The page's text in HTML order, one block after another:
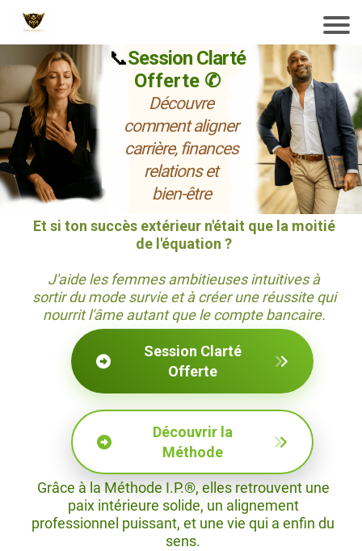
📞Session Clarté
Offerte ✆
Découvre
comment aligner
carrière, finances
relations et
bien-être
Et si ton succès extérieur n'était que la moitié
de l'équation ?
J'aide les femmes ambitieuses intuitives à
sortir du mode survie et à créer une réussite qui
nourrit l'âme autant que le compte bancaire.
Session Clarté
Offerte
Découvrir la
Méthode
Grâce à la Méthode I.P.®, elles retrouvent une
paix intérieure solide, un alignement
professionnel puissant, et une vie qui a enfin du
sens.